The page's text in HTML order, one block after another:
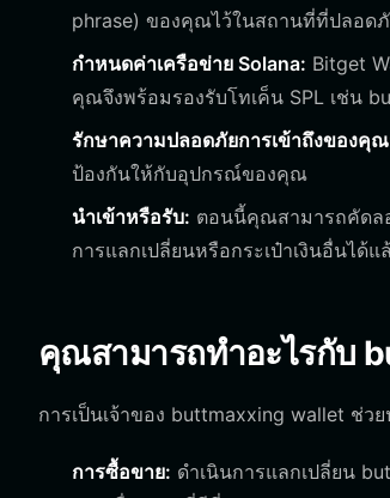
phrase) ของคุณไว้ในสถานที่ที่ปลอด
กำหนดค่าเครือข่าย Solana: Bitget
คุณจึงพร้อมรองรับโทเค็น SPL เช่น
รักษาความปลอดภัยการเข้าถึงของคุ
ป้องกันให้กับอุปกรณ์ของคุณ
นำเข้าหรือรับ: ตอนนี้คุณสามารถคัดล
การแลกเปลี่ยนหรือกระเป๋าเงินอื่นได้แ
คุณสามารถทำอะไรกับ
การเป็นเจ้าของ buttmaxxing wallet ช่ว
การซื้อขาย: ดำเนินการแลกเปลี่ยน